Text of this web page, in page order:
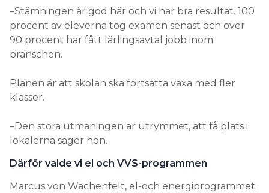
–Stämningen är god här och vi har bra resultat. 100
procent av eleverna tog examen senast och över
90 procent har fått lärlingsavtal jobb inom
branschen.
Planen är att skolan ska fortsätta växa med fler
klasser.
–Den stora utmaningen är utrymmet, att få plats i
lokalerna säger hon.
Därför valde vi el och VVS-programmen
Marcus von Wachenfelt, el-och energiprogrammet: